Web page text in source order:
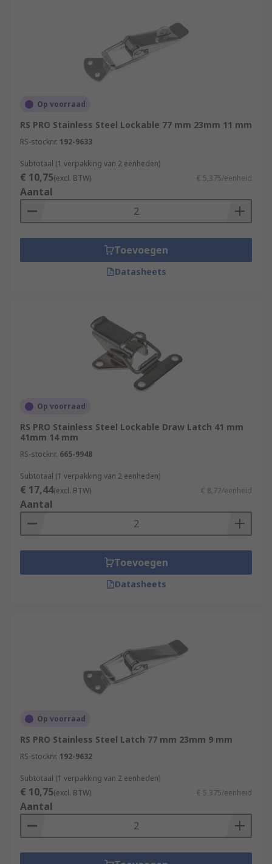
Op voorraad
RS PRO Stainless Steel Lockable 77 mm 23mm 11 mm
RS-stocknr. 192-9633
Subtotaal (1 verpakking van 2 eenheden)
€ 10,75(excl. BTW) € 5,375/eenheid
Aantal
Toevoegen
Datasheets
Op voorraad
RS PRO Stainless Steel Lockable Draw Latch 41 mm
41mm 14 mm
RS-stocknr. 665-9948
Subtotaal (1 verpakking van 2 eenheden)
€ 17,44(excl. BTW) € 8,72/eenheid
Aantal
Toevoegen
Datasheets
Op voorraad
RS PRO Stainless Steel Latch 77 mm 23mm 9 mm
RS-stocknr. 192-9632
Subtotaal (1 verpakking van 2 eenheden)
€ 10,75(excl. BTW) € 5,375/eenheid
Aantal